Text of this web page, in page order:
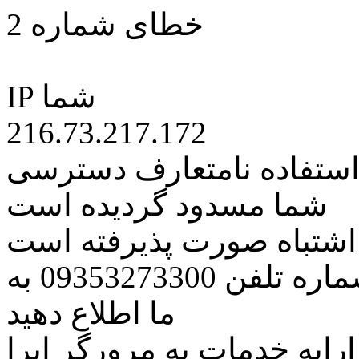
خطای شماره 2
IP شما
216.73.217.172
نامتعارف دسترسی
شما مسدود گردیده است
اشتباه صورت پذیرفته است
مراتب این مسئله را از طریق شماره تلفن 09353273300 به
ما اطلاع دهید
خدمات به مرورگر اپرا